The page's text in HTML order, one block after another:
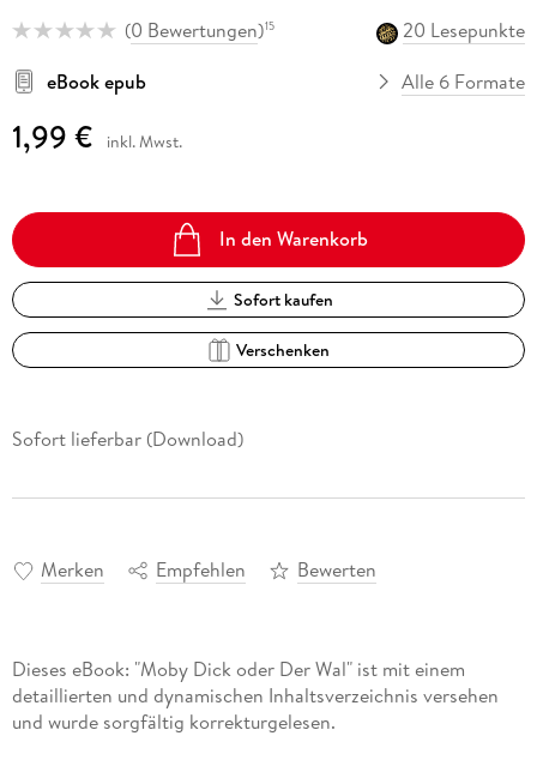
(0 Bewertungen)15
20 Lesepunkte
eBook epub
Alle 6 Formate
1,99 € inkl. Mwst.
In den Warenkorb
Sofort kaufen
Verschenken
Sofort lieferbar (Download)
Merken Empfehlen Bewerten
Dieses eBook: "Moby Dick oder Der Wal" ist mit einem
detaillierten und dynamischen Inhaltsverzeichnis versehen